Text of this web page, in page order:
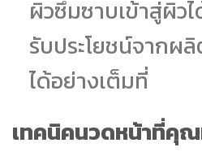
ผิวซึมซาบเข้าสู่ผิว
รับประโยชน์จาก
ได้อย่างเต็มที่
เทคนิคนวดหน้าที่คุณ